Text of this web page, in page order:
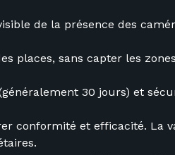
de la présence des
places, sans capter les
30 jours) et
conformité et efficacité. La